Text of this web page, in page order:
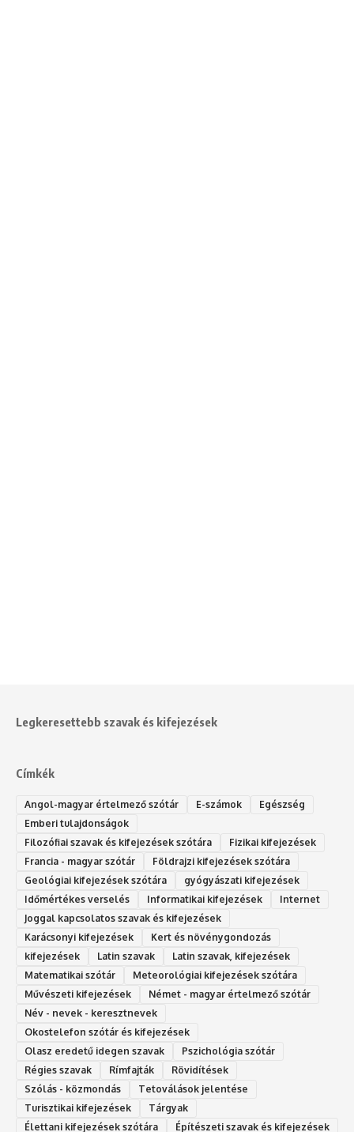
Legkeresettebb szavak és kifejezések
Címkék
Angol-magyar értelmező szótár E-számok
Egészség
Emberi tulajdonságok
Filozófiai szavak és kifejezések szótára
Fizikai kifejezések
Francia - magyar szótár
Földrajzi kifejezések szótára
Geológiai kifejezések szótára
gyógyászati kifejezések
Időmértékes verselés
Informatikai kifejezések
Internet
Joggal kapcsolatos szavak és kifejezések
Karácsonyi kifejezések
Kert és növénygondozás
kifejezések
Latin szavak
Latin szavak, kifejezések
Matematikai szótár
Meteorológiai kifejezések szótára
Művészeti kifejezések
Német - magyar értelmező szótár
Név - nevek - keresztnevek
Okostelefon szótár és kifejezések
Olasz eredetű idegen szavak
Ps‮gólohciz‬ia s‮átóz‬r
Régies szavak
Rímfajták
Rövidítések
Szólás - közmondás
Tetoválások jelentése
Turisztikai kifejezések
Tárgyak
Élettani kifejezések szótára
Építészeti szavak és kifejezések